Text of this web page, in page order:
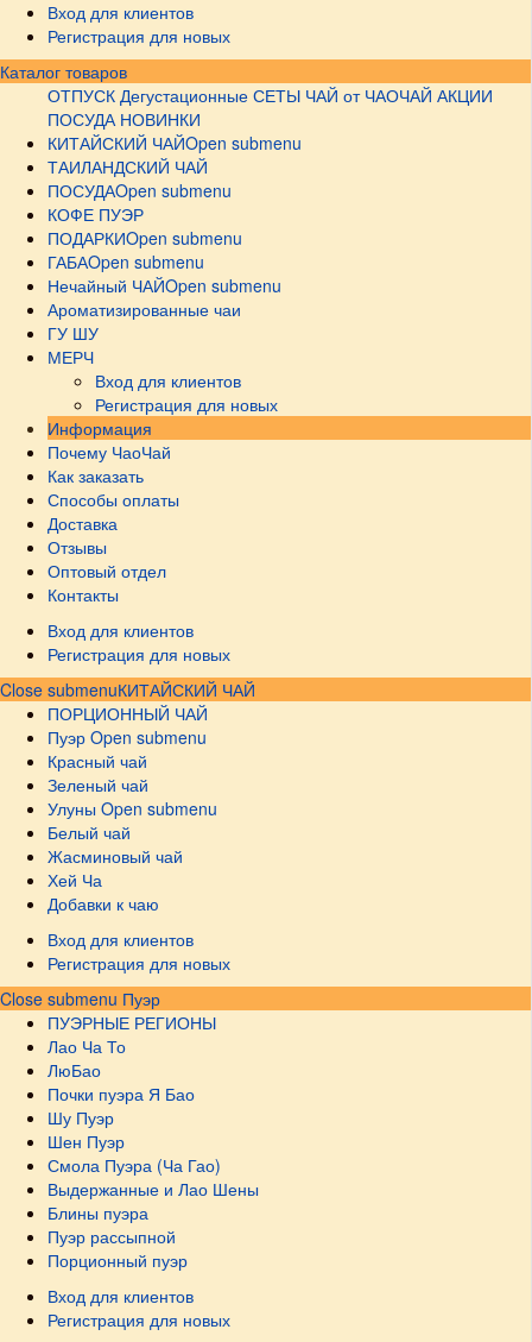
Вход для клиентов
Регистрация для новых
Каталог товаров
ОТПУСК Дегустационные СЕТЫ ЧАЙ от ЧАОЧАЙ АКЦИИ
ПОСУДА НОВИНКИ
КИТАЙСКИЙ ЧАЙOpen submenu
ТАИЛАНДСКИЙ ЧАЙ
ПОСУДАOpen submenu
КОФЕ ПУЭР
ПОДАРКИOpen submenu
ГАБАOpen submenu
Нечайный ЧАЙOpen submenu
Ароматизированные чаи
ГУ ШУ
МЕРЧ
Вход для клиентов
Регистрация для новых
Информация
Почему ЧаоЧай
Как заказать
Способы оплаты
Доставка
Отзывы
Оптовый отдел
Контакты
Вход для клиентов
Регистрация для новых
Close submenuКИТАЙСКИЙ ЧАЙ
ПОРЦИОННЫЙ ЧАЙ
Пуэр Open submenu
Красный чай
Зеленый чай
Улуны Open submenu
Белый чай
Жасминовый чай
Хей Ча
Добавки к чаю
Вход для клиентов
Регистрация для новых
Close submenu Пуэр
ПУЭРНЫЕ РЕГИОНЫ
Лао Ча То
ЛюБао
Почки пуэра Я Бао
Шу Пуэр
Шен Пуэр
Смола Пуэра (Ча Гао)
Выдержанные и Лао Шены
Блины пуэра
Пуэр рассыпной
Порционный пуэр
Вход для клиентов
Регистрация для новых